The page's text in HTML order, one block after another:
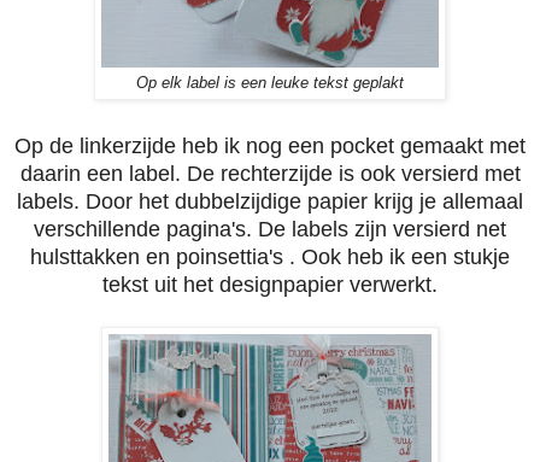
Op elk label is een leuke tekst geplakt
Op de linkerzijde heb ik nog een pocket gemaakt met
daarin een label. De rechterzijde is ook versierd met
labels. Door het dubbelzijdige papier krijg je allemaal
verschillende pagina's. De labels zijn versierd net
hulsttakken en poinsettia's . Ook heb ik een stukje
tekst uit het designpapier verwerkt.